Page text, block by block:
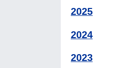
2025
2024
2023